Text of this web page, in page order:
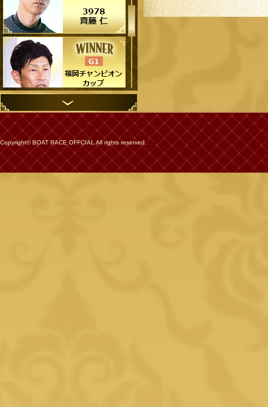
Copyright© BOAT RACE OFFCIAL All rights reserved.